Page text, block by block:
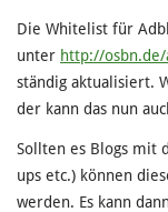
Die Whitelist für
unter http://
ständig aktualisiert.
der kann das nun
Sollten es Blogs mit
ups etc.) können
werden. Es kann